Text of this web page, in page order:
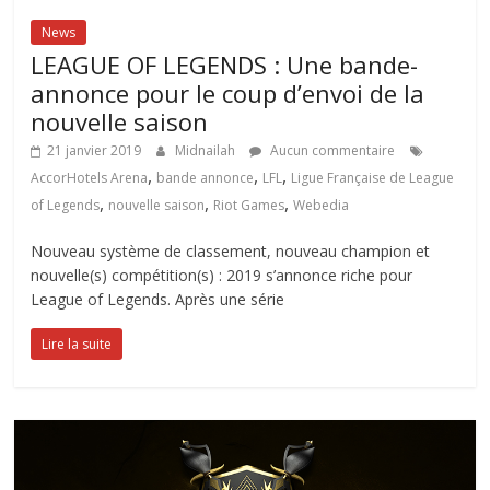
News
LEAGUE OF LEGENDS : Une bande-
annonce pour le coup d’envoi de la
nouvelle saison
21 janvier 2019 Midnailah
Aucun commentaire
AccorHotels Arena, bande annonce, LFL, Ligue Française de League
of Legends, nouvelle saison, Riot Games,Webedia
Nouveau système de classement, nouveau champion et
nouvelle(s) compétition(s) : 2019 s’annonce riche pour
League of Legends. Après une série
Lire la suite